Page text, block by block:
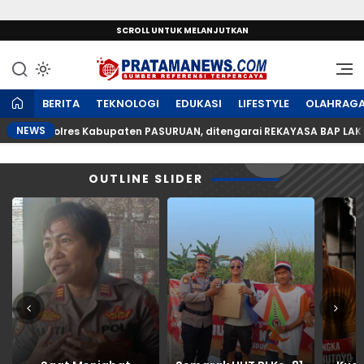
SCROLL UNTUK MELANJUTKAN
PratamaNews.com
Sumber Referensi Terpercaya
BERITA TEKNOLOGI EDUKASI LIFESTYLE
NEWS
Polres Kabupaten PASURUAN, ditengarai REKAYASA BAP
OUTLINE SLIDER